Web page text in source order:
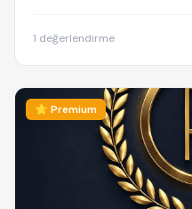
1 değerlendirme
⭐ Premium